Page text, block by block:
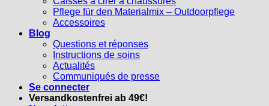
Pflege für den Materialmix – Outdoorpflege
Accessoires
Blog
Questions et réponses
Instructions de soins
Actualités
Communiqués de presse
Se connecter
Versandkostenfrei ab 49€!